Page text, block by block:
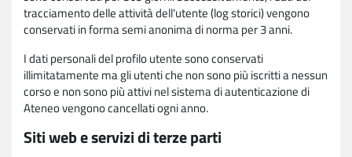
tracciamento delle attività dell'utente (log storici) vengono
conservati in forma semi anonima di norma per 3 anni.
I dati personali del profilo utente sono conservati
illimitatamente ma gli utenti che non sono più iscritti a nessun
corso e non sono più attivi nel sistema di autenticazione di
Ateneo vengono cancellati ogni anno.
Siti web e servizi di terze parti